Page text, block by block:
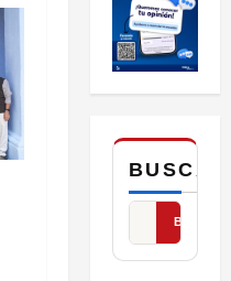
BUSCAR
BUSCAR